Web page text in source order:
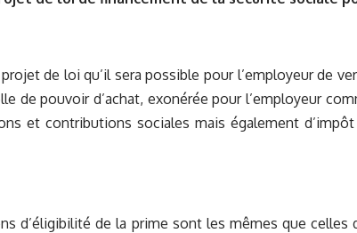
de loi qu’il sera possible pour l’employeur de
de pouvoir d’achat, exonérée pour l’employeur
et contributions sociales mais également
d’éligibilité de la prime sont les mêmes que celles